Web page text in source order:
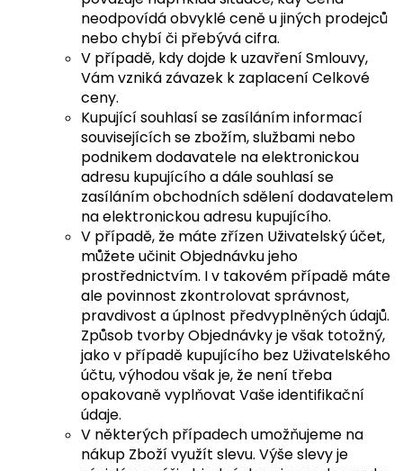
neodpovídá obvyklé ceně u jiných prodejců
nebo chybí či přebývá cifra.
V případě, kdy dojde k uzavření Smlouvy,
Vám vzniká závazek k zaplacení Celkové
ceny.
Kupující souhlasí se zasíláním informací
souvisejících se zbožím, službami nebo
podnikem dodavatele na elektronickou
adresu kupujícího a dále souhlasí se
zasíláním obchodních sdělení dodavatelem
na elektronickou adresu kupujícího.
V případě, že máte zřízen Uživatelský účet,
můžete učinit Objednávku jeho
prostřednictvím. I v takovém případě máte
ale povinnost zkontrolovat správnost,
pravdivost a úplnost předvyplněných údajů.
Způsob tvorby Objednávky je však totožný,
jako v případě kupujícího bez Uživatelského
účtu, výhodou však je, že není třeba
opakovaně vyplňovat Vaše identifikační
údaje.
V některých případech umožňujeme na
nákup Zboží využít slevu. Výše slevy je